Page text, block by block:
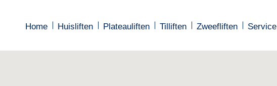
Home Huisliften Plateauliften Tilliften Zweefliften Service
Home Huisliften Plateauliften Tilliften Zweefliften Service